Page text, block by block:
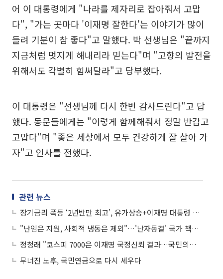
어 이 대통령에게 "나라를 제자리로 잡아줘서 고맙
다", "가는 곳마다 '이재명 잘한다'는 이야기가 많이
들려 기분이 참 좋다"고 말했다. 박 선생님은 "끝까지
지금처럼 멋지게 해내리라 믿는다"며 "고향의 발전을
위해서도 각별히 힘써달라"고 당부했다.
이 대통령은 "선생님께 다시 한번 감사드린다"고 답
했다. 동문들에게는 "이렇게 함께해줘서 정말 반갑고
고맙다"며 "좋은 세상에서 모두 건강하게 잘 살아 가
자"고 인사를 전했다.
관련 뉴스
장기금리 폭등 ‘2년반만 최고’, 유가상승+이재명 대통령 확장재정 언급
"난임은 지원, 사회적 냉동은 제외"…'난자동결' 국가 책임은 어디까지
정청래 "코스피 7000은 이재명 국정신뢰 결과…국민의힘은 갈라파고스"
무너진 노후, 국민연금으로 다시 세우다